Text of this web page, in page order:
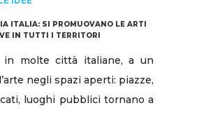
ITALIA: SI PROMUOVANO LE ARTI
IN TUTTI I TERRITORI
in molte città italiane, a un
negli spazi aperti: piazze,
luoghi pubblici tornano a